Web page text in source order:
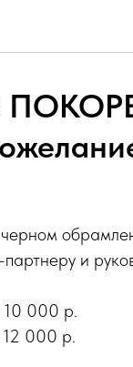
партнеру и
000 р.
000 р.